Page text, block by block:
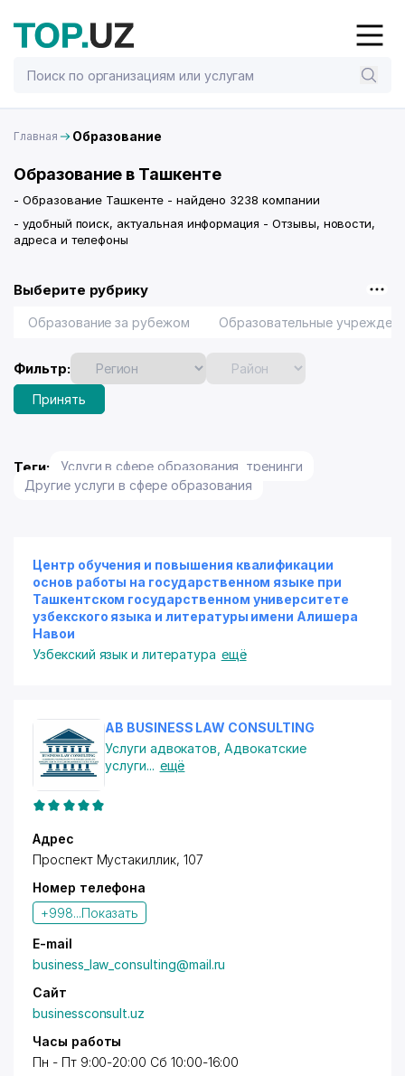
Главная Образование
Образование в Ташкенте
- Образование Ташкенте - найдено 3238 компании
- удобный поиск, актуальная информация - Отзывы, новости,
адреса и телефоны
Выберите рубрику
Образование за рубежом Образовательные
Фильтр:
Принять
Теги:
Услуги в сфере образования, тренинги
Другие услуги в сфере образования
Центр обучения и повышения квалификации
основ работы на государственном языке при
Ташкентском государственном университете
узбекского языка и литературы имени Алишера
Навои
Узбекский язык и литература ещё
AB BUSINESS LAW CONSULTING
Услуги адвокатов ,Адвокатские
услуги... ещё
Адрес
Проспект Мустакиллик, 107
Номер телефона
+998...Показать
E-mail
business_law_consulting@mail.ru
Сайт
businessconsult.uz
Часы работы
Пн - Пт 9:00-20:00 Сб 10:00-16:00